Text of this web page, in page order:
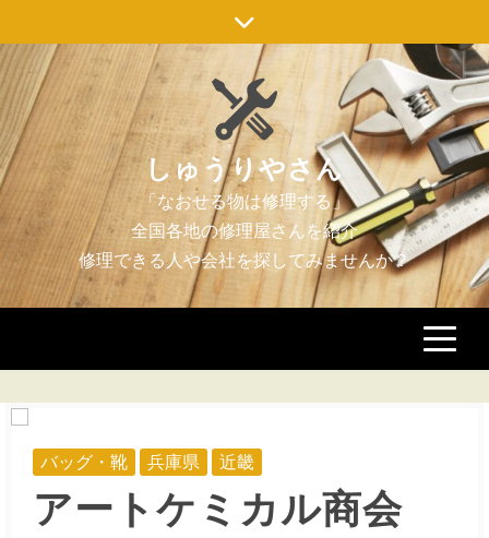
to
content
しゅうりやさん
バッグ・靴 兵庫県 近畿
アートケミカル商会